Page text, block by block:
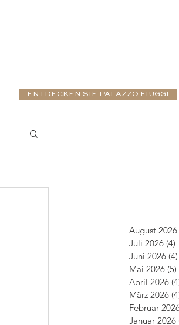
ENTDECKEN SIE PALAZZO FIUGGI
August 2026
Juli 2026 (4)
Juni 2026 (4)
Mai 2026 (5)
April 2026
März 2026
Februar
Januar 2026